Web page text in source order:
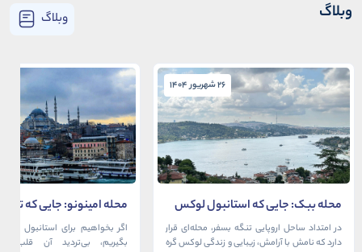
وبلاگ وبلاگ
26 شهریور 1404
محله ببک: جایی که استانبول لوکس
در آغوش بسفر آرام می‌گیرد
در امتداد ساحل اروپایی تنگه بسفر، محله‌ای قرار
دارد که نامش با آرامش، زیبایی و زندگی لوکس گره
محله امینونو: جایی که
دریا به هم می‌رسند
اگر بخواهیم برای استانبول
بگیریم، بی‌تردید آن قلب،